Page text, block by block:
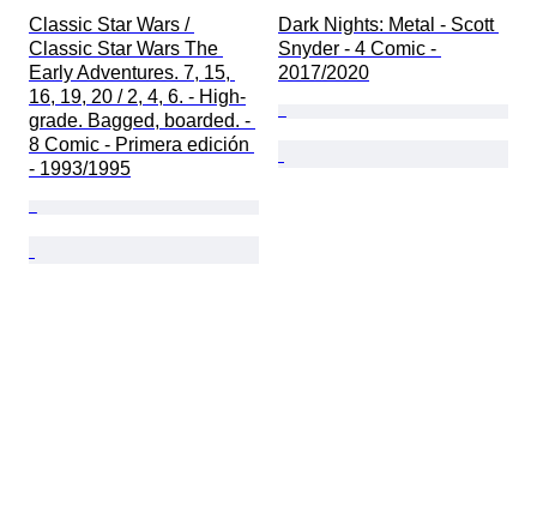
Classic Star Wars /
Classic Star Wars The
Early Adventures. 7, 15,
16, 19, 20 / 2, 4, 6. - High-
grade. Bagged, boarded. -
8 Comic - Primera edición
- 1993/1995
Dark Nights: Metal - Scott
Snyder - 4 Comic -
2017/2020